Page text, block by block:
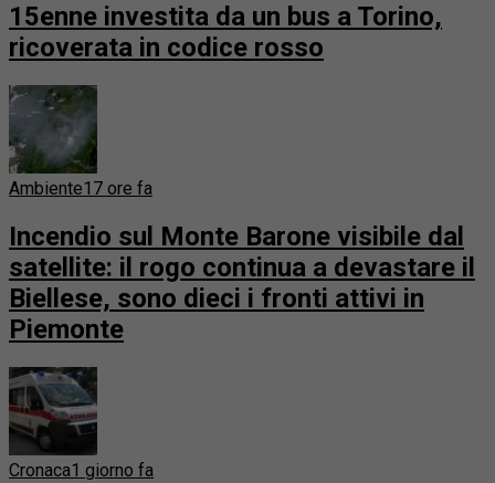
15enne investita da un bus a Torino,
ricoverata in codice rosso
Ambiente17 ore fa
Incendio sul Monte Barone visibile dal
satellite: il rogo continua a devastare il
Biellese, sono dieci i fronti attivi in
Piemonte
Cronaca1 giorno fa